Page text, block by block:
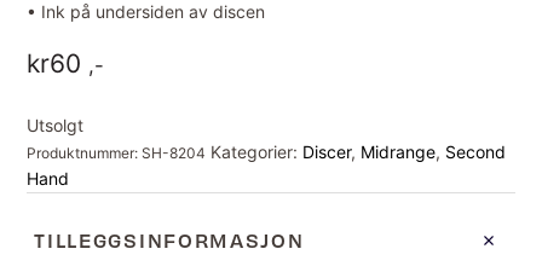
• Ink på undersiden av discen
kr60 ,-
Utsolgt
Produktnummer:SH-8204 Kategorier: Discer, Midrange, Second
Hand
TILLEGGSINFORMASJON